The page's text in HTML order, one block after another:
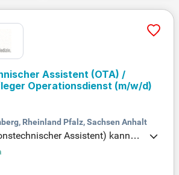
Assistent (OTA) /
Operationsdienst (m/w/d)
Rheinland Pfalz, Sachsen Anhalt
Assistent) kannst
deinen Job ideal gestalt
Einsätzen in OPs deutschland